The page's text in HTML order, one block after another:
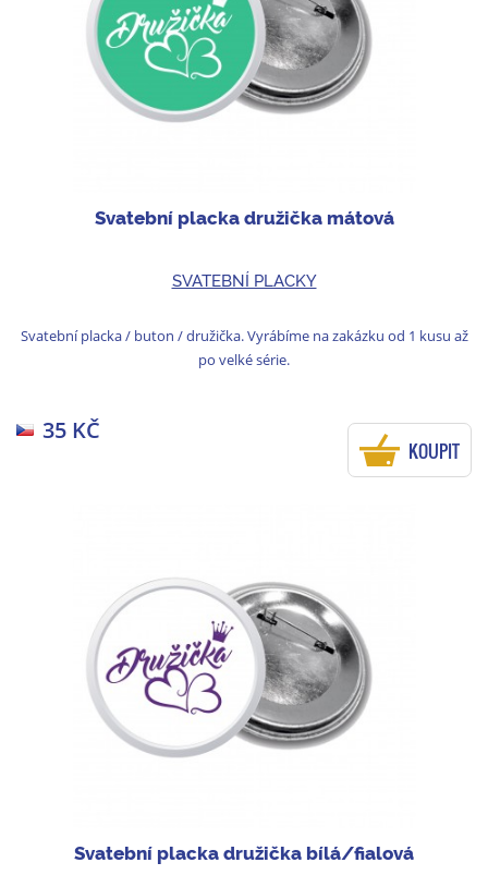
Svatební placka družička mátová
SVATEBNÍ PLACKY
Svatební placka / buton / družička. Vyrábíme na zakázku od 1 kusu až
po velké série.
35 KČ
KOUPIT
Svatební placka družička bílá/fialová